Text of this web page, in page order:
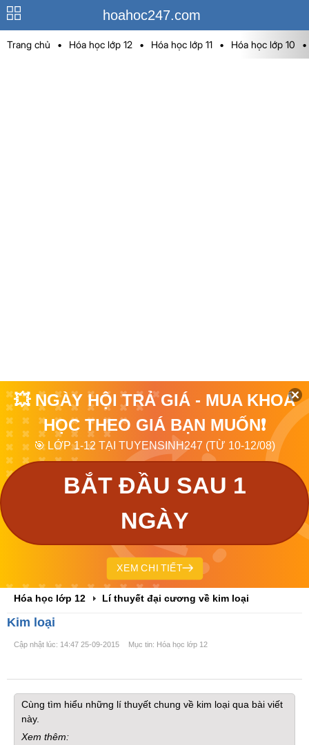
hoahoc247.com
Trang chủ • Hóa học lớp 12 • Hóa học lớp 11 • Hóa học lớp 10 •
💥 NGÀY HỘI TRẢ GIÁ - MUA KHOÁ
HỌC THEO GIÁ BẠN MUỐN❗
🎯 LỚP 1-12 TẠI TUYENSINH247 (TỪ 10-12/08)
BẮT ĐẦU SAU 1
NGÀY
XEM CHI TIẾT
Hóa học lớp 12 Lí thuyết đại cương về kim loại
Kim loại
Cập nhật lúc: 14:47 25-09-2015 Mục tin: Hóa học lớp 12
Cùng tìm hiểu những lí thuyết chung về kim loại qua bài viết
này.
Xem thêm: